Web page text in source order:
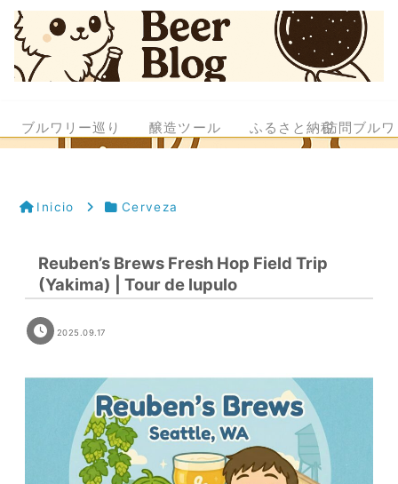
ブルワリー巡り 醸造ツール ふるさと納税訪問ブル
Inicio Cerveza
Reuben’s Brews Fresh Hop Field Trip
(Yakima) | Tour de lupulo
2025.09.17